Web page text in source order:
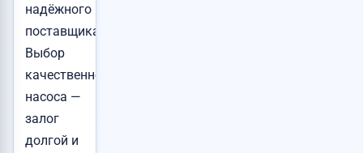
надёжного
поставщика
Выбор
качественного
насоса —
залог
долгой и